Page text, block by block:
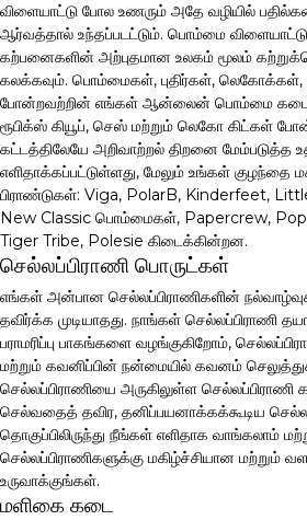
விளையாட்டு போல உணரும் அதே வழியில்
ஆர்வத்தால் உந்தப்படட்டும். பொம்மை
கற்பனைகளின் அற்புதமான உலகம் மூலம்
கலக்கவும். பொம்மைகள், புதிர்கள், லெகோக்கள்,
போன்றவற்றின் எங்கள் ஆன்லைன் பொம்மை கடை
ரூபிக்ஸ் கியூப், செஸ் மற்றும் லெகோ கிட்கள்
கட்டத்திலேயே அறிவாற்றல் திறனை மேம்படுத்த
எளிதாக்கப்பட்டுள்ளது, மேலும் உங்கள் குழந்தை
பிராண்டுகள்: Viga, PolarB, Kinderfeet,
New Classic பொம்மைகள், Papercrew,
Tiger Tribe, Polesie கிடைக்கின்றன.
செல்லப்பிராணி பொருட்கள்
எங்கள் அன்பான செல்லப்பிராணிகளின்
தவிர்க்க முடியாதது. நாங்கள் செல்லப்பிராணி
பராமரிப்பு பாகங்களை வழங்குகிறோம்,
மற்றும் கவனிப்பின் நன்மையில் கவனம்
செல்லப்பிராணியை அருகிலுள்ள
செல்வதைத் தவிர, தனிப்பயனாக்கக்கூடிய
தொகுப்பிலிருந்து நீங்கள் எளிதாக வாங்கலாம்
செல்லப்பிராணிகளுக்கு மகிழ்ச்சியான மற்றும்
உருவாக்குங்கள்.
மளிகை கடை